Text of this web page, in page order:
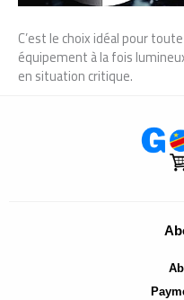
C’est le choix idéal pour
équipement à la fois
en situation critique.